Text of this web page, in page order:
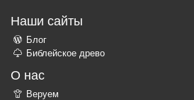
Наши сайты
Блог
Библейское древо
О нас
Веруем